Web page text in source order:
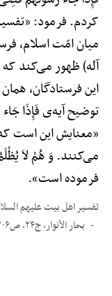
کردم. فرمود:
میان امّت اسلام،
آله) ظهور می‌کند
این فرستادگان،
توضیح آیه‌ی فَإِذَا
«معنایش این است
می‌کنند. وَ هُمْ لاَ
فرموده است».
تفسیر اهل بیت علیهم السلام
بحار الأنوار، ج۲۴، ص۳۰۶/ العیاشی، ج۲، ص۱۲۳/ نور الثقلین/ البرهان